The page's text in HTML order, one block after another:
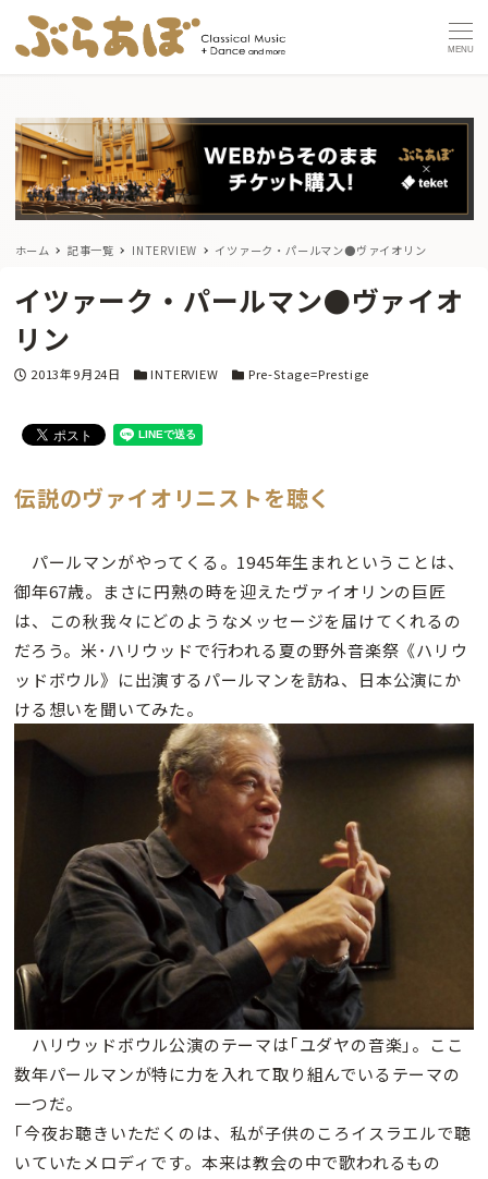
MENU
ホーム 記事一覧 INTERVIEW イツァーク・パールマン●ヴァイオリン
イツァーク・パールマン●ヴァイオ
リン
投稿日
2013年9月24日 カテゴリー
INTERVIEW カテゴリー
Pre-Stage=Prestige
伝説のヴァイオリニストを聴く
パールマンがやってくる。1945年生まれということは、
御年67歳。まさに円熟の時を迎えたヴァイオリンの巨匠
は、この秋我々にどのようなメッセージを届けてくれるの
だろう。米･ハリウッドで行われる夏の野外音楽祭《ハリウ
ッドボウル》に出演するパールマンを訪ね、日本公演にか
ける想いを聞いてみた。
ハリウッドボウル公演のテーマは｢ユダヤの音楽｣。ここ
数年パールマンが特に力を入れて取り組んでいるテーマの
一つだ。
｢今夜お聴きいただくのは、私が子供のころイスラエルで聴
いていたメロディです。本来は教会の中で歌われるもの